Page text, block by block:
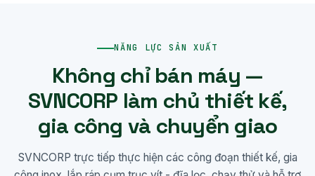
NĂNG LỰC SẢN XUẤT
Không chỉ bán máy —
SVNCORP làm chủ thiết kế,
gia công và chuyển giao
SVNCORP trực tiếp thực hiện các công đoạn thiết kế, gia